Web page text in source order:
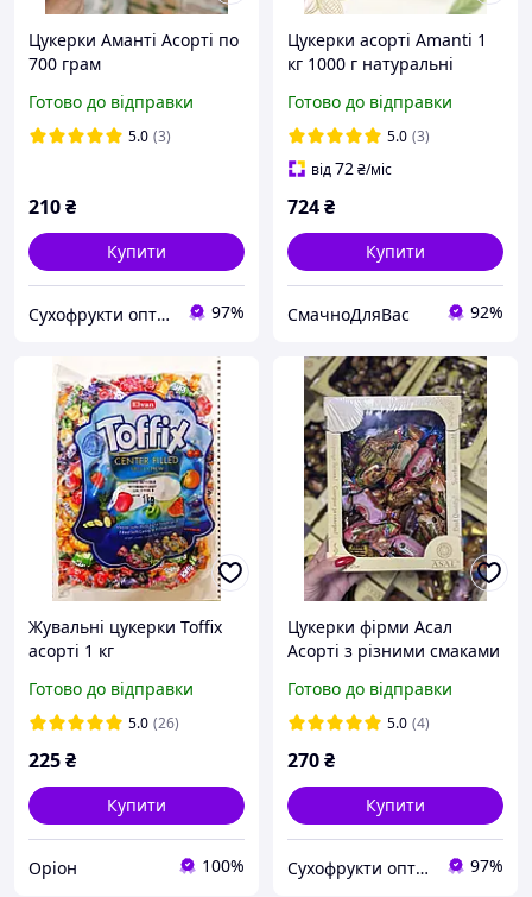
Цукерки Аманті Асорті по
700 грам
Готово до відправки
5.0 (3)
210₴
Купити
Сухофрукти опт и роздріб 97%
Цукерки асорті Amanti 1
кг 1000 г натуральні
подарунковий набір
,натуральний десерт до
чаю
Готово до відправки
5.0 (3)
від72₴/міс
724₴
Купити
СмачноДляВас 92%
Жувальні цукерки Toffix
асорті 1 кг
Готово до відправки
5.0 (26)
225₴
Купити
Оріон 100%
Цукерки фірми Асал
Асорті з різними смаками
Готово до відправки
5.0 (4)
270₴
Купити
Сухофрукти опт и роздріб 97%